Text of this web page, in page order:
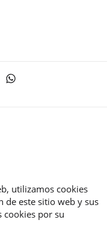
utilizamos cookies
de este sitio web y sus
cookies por su